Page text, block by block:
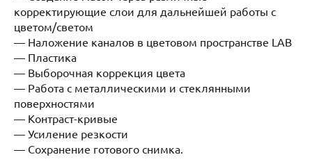
корректирующие слои для дальнейшей работы с
цветом/светом
— Наложение каналов в цветовом пространстве LAB
— Пластика
— Выборочная коррекция цвета
— Работа с металлическими и стеклянными
поверхностями
— Контраст-кривые
— Усиление резкости
— Сохранение готового снимка.